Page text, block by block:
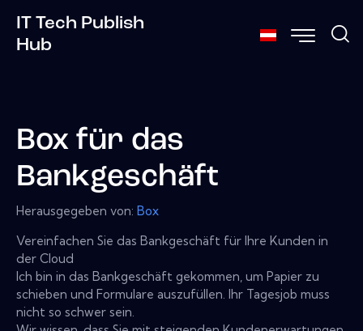
IT Tech Publish
Hub
Box für das
Bankgeschäft
Herausgegeben von: Box
Vereinfachen Sie das Bankgeschäft für Ihre Kunden in
der Cloud
Ich bin in das Bankgeschäft gekommen, um Papier zu
schieben und Formulare auszufüllen. Ihr Tagesjob muss
nicht so schwer sein.